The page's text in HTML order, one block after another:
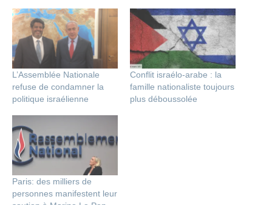
L’Assemblée Nationale
refuse de condamner la
politique israélienne
Conflit israélo-arabe : la
famille nationaliste toujours
plus déboussolée
Paris: des milliers de
personnes manifestent leur